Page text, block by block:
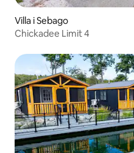
Villa i Sebago
Chickadee Limit 4